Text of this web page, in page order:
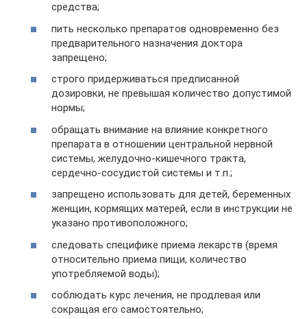
средства;
пить несколько препаратов одновременно без
предварительного назначения доктора
запрещено;
строго придерживаться предписанной
дозировки, не превышая количество допустимой
нормы;
обращать внимание на влияние конкретного
препарата в отношении центральной нервной
системы, желудочно-кишечного тракта,
сердечно-сосудистой системы и т.п.;
запрещено использовать для детей, беременных
женщин, кормящих матерей, если в инструкции не
указано противоположного;
следовать специфике приема лекарств (время
относительно приема пищи, количество
употребляемой воды);
соблюдать курс лечения, не продлевая или
сокращая его самостоятельно;